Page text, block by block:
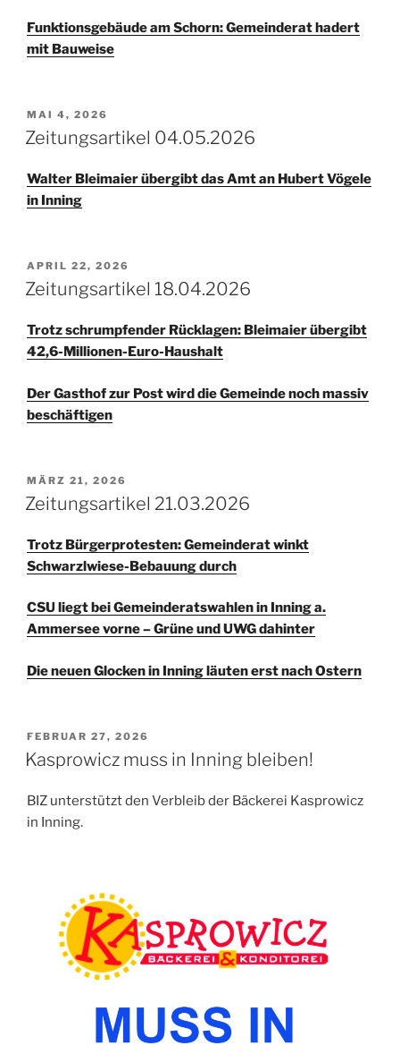
Funktionsgebäude am Schorn: Gemeinderat hadert
mit Bauweise
VERÖFFENTLICHT
AM
MAI 4, 2026
Zeitungsartikel 04.05.2026
Walter Bleimaier übergibt das Amt an Hubert Vögele
in Inning
VERÖFFENTLICHT
AM
APRIL 22, 2026
Zeitungsartikel 18.04.2026
Trotz schrumpfender Rücklagen: Bleimaier übergibt
42,6-Millionen-Euro-Haushalt
Der Gasthof zur Post wird die Gemeinde noch massiv
beschäftigen
VERÖFFENTLICHT
AM
MÄRZ 21, 2026
Zeitungsartikel 21.03.2026
Trotz Bürgerprotesten: Gemeinderat winkt
Schwarzlwiese-Bebauung durch
CSU liegt bei Gemeinderatswahlen in Inning a.
Ammersee vorne – Grüne und UWG dahinter
Die neuen Glocken in Inning läuten erst nach Ostern
VERÖFFENTLICHT
AM
FEBRUAR 27, 2026
Kasprowicz muss in Inning bleiben!
BIZ unterstützt den Verbleib der Bäckerei Kasprowicz
in Inning.